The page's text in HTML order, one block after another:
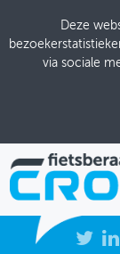
Deze
via sociale